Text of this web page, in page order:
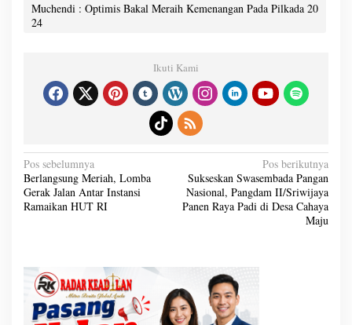
Muchendi : Optimis Bakal Meraih Kemenangan Pada Pilkada 20
24
Ikuti Kami
N
a
v
i
g
a
s
Pos sebelumnya
Berlangsung Meriah, Lomba
Gerak Jalan Antar Instansi
Ramaikan HUT RI
Pos berikutnya
Sukseskan Swasembada Pangan
Nasional, Pangdam II/Sriwijaya
Panen Raya Padi di Desa Cahaya
Maju